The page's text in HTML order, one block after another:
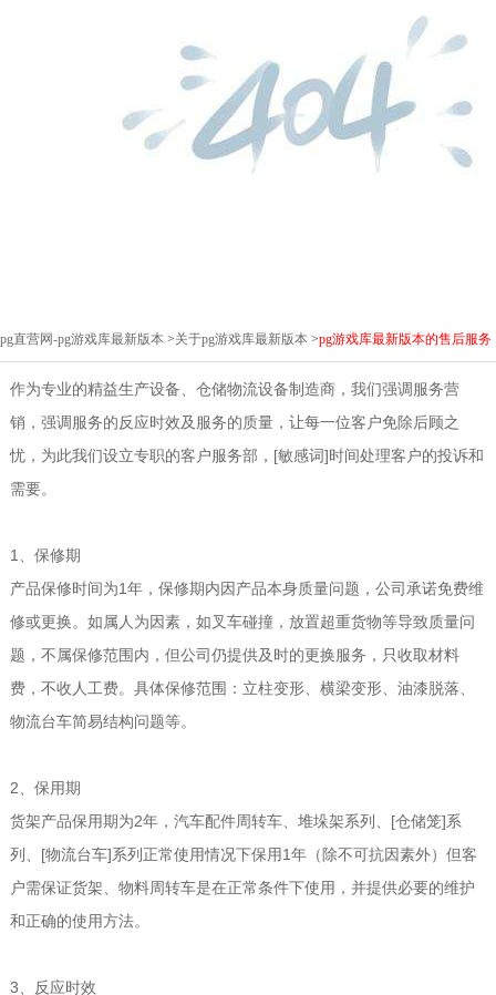
pg直营网-pg游戏库最新版本 >关于pg游戏库最新版本 >pg游戏库最新版本的售后服务
作为专业的精益生产设备、仓储物流设备制造商，我们强调服务营
销，强调服务的反应时效及服务的质量，让每一位客户免除后顾之
忧，为此我们设立专职的客户服务部，[敏感词]时间处理客户的投诉和
需要。
1、保修期
产品保修时间为1年，保修期内因产品本身质量问题，公司承诺免费维
修或更换。如属人为因素，如叉车碰撞，放置超重货物等导致质量问
题，不属保修范围内，但公司仍提供及时的更换服务，只收取材料
费，不收人工费。具体保修范围：立柱变形、横梁变形、油漆脱落、
物流台车简易结构问题等。
2、保用期
货架产品保用期为2年，汽车配件周转车、堆垛架系列、[仓储笼]系
列、[物流台车]系列正常使用情况下保用1年（除不可抗因素外）但客
户需保证货架、物料周转车是在正常条件下使用，并提供必要的维护
和正确的使用方法。
3、反应时效